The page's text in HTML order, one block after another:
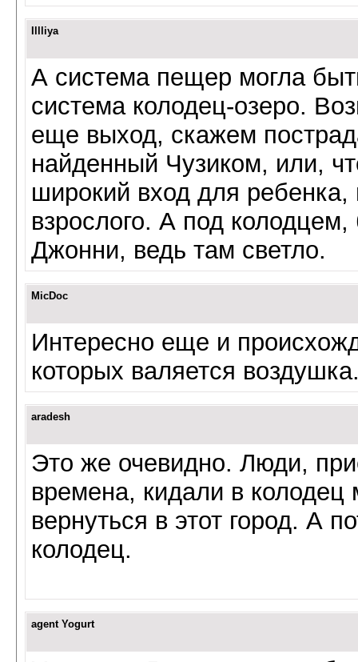
Illliya
А система пещер могла
система колодец-озеро.
еще выход, скажем
найденный Чузиком, или,
широкий вход для
взрослого. А под
Джонни, ведь там светло.
MicDoc
Интересно еще и
которых валяется
aradesh
Это же очевидно. Люди,
времена, кидали в колодец
вернуться в этот город. А
колодец.
agent Yogurt